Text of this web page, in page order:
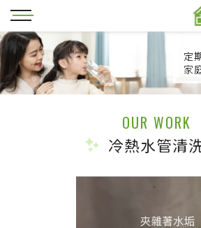
定
家
OUR WORK
冷熱水管清